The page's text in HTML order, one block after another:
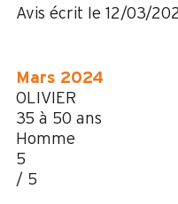
Avis écrit le 12/03/
Mars 2024
OLIVIER
35 à 50 ans
Homme
5
/ 5